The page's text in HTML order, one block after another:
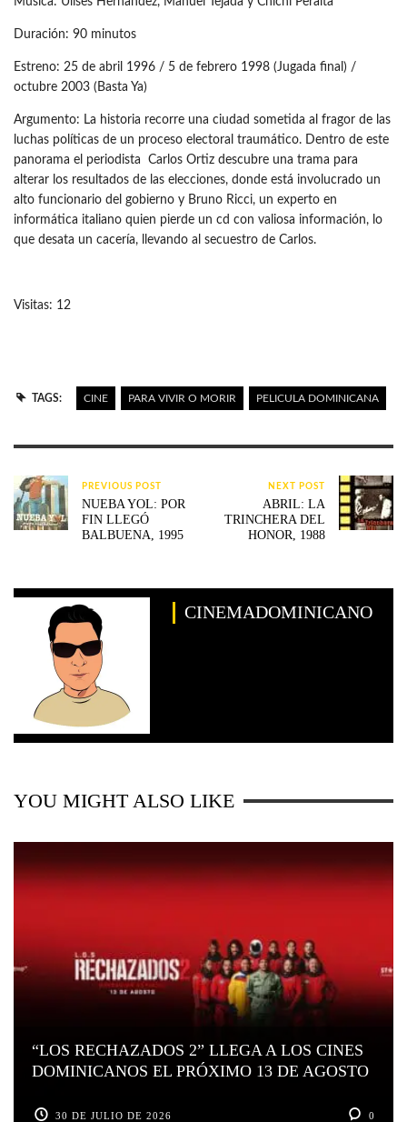
Duración: 90 minutos
Estreno: 25 de abril 1996 / 5 de febrero 1998 (Jugada final) /
octubre 2003 (Basta Ya)
Argumento: La historia recorre una ciudad sometida al fragor de las
luchas políticas de un proceso electoral traumático. Dentro de este
panorama el periodista Carlos Ortiz descubre una trama para
alterar los resultados de las elecciones, donde está involucrado un
alto funcionario del gobierno y Bruno Ricci, un experto en
informática italiano quien pierde un cd con valiosa información, lo
que desata un cacería, llevando al secuestro de Carlos.
Visitas: 12
TAGS: CINE PARA VIVIR O MORIR PELICULA DOMINICANA
PREVIOUS POST
NUEBA YOL: POR
FIN LLEGÓ
BALBUENA, 1995
NEXT POST
ABRIL: LA
TRINCHERA DEL
HONOR, 1988
CINEMADOMINICANO
YOU MIGHT ALSO LIKE
“LOS RECHAZADOS 2” LLEGA A LOS CINES
DOMINICANOS EL PRÓXIMO 13 DE AGOSTO
30 DE JULIO DE 2026 0